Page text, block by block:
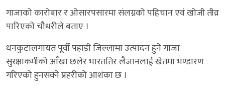
गाजाको कारोबार र ओसारपसारमा संलग्नको पहिचान एवं खोजी तीव्र
पारिएको चौधरीले बताए ।
धनकुटालगायत पूर्वी पहाडी जिल्लामा उत्पादन हुने गाजा
सुरक्षाकर्मीको आँखा छलेर भारततिर लैजानलाई खेतमा भण्डारण
गरिएको हुनसक्ने प्रहरीको आशंका छ ।